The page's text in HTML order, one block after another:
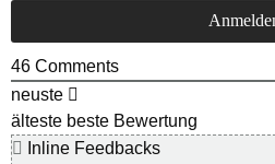
46 Comments
neuste
älteste beste Bewertung
Inline Feedbacks